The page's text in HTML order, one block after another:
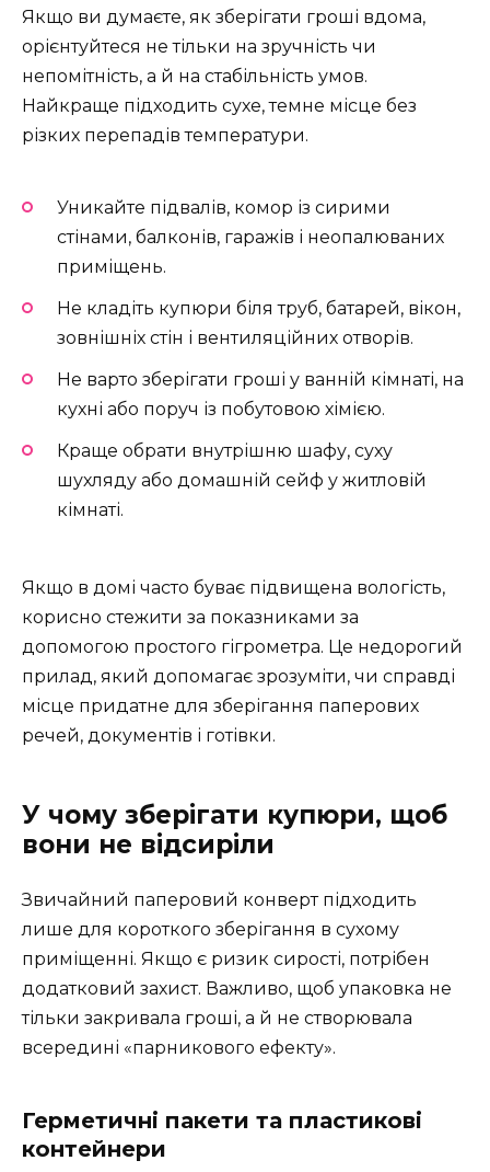
Якщо ви думаєте, як зберігати гроші вдома,
орієнтуйтеся не тільки на зручність чи
непомітність, а й на стабільність умов.
Найкраще підходить сухе, темне місце без
різких перепадів температури.
Уникайте підвалів, комор із сирими
стінами, балконів, гаражів і неопалюваних
приміщень.
Не кладіть купюри біля труб, батарей, вікон,
зовнішніх стін і вентиляційних отворів.
Не варто зберігати гроші у ванній кімнаті, на
кухні або поруч із побутовою хімією.
Краще обрати внутрішню шафу, суху
шухляду або домашній сейф у житловій
кімнаті.
Якщо в домі часто буває підвищена вологість,
корисно стежити за показниками за
допомогою простого гігрометра. Це недорогий
прилад, який допомагає зрозуміти, чи справді
місце придатне для зберігання паперових
речей, документів і готівки.
У чому зберігати купюри, щоб
вони не відсиріли
Звичайний паперовий конверт підходить
лише для короткого зберігання в сухому
приміщенні. Якщо є ризик сирості, потрібен
додатковий захист. Важливо, щоб упаковка не
тільки закривала гроші, а й не створювала
всередині «парникового ефекту».
Герметичні пакети та пластикові
контейнери